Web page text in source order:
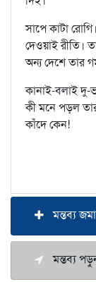
সাপে কাটা
দেওয়াই রীতি।
অন্য দেশে তার
কানাই-বলাই দু-
কী মনে পড়ল
কাঁদে কেন!
মন্তব্য
মন্তব্য